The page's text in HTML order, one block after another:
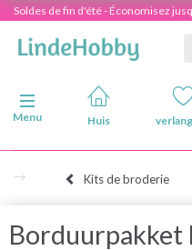
Soldes de fin d'été - Économisez
Navigatie in-/uitschakelen
Menu
Huis
Kits de broderie
Borduurpakket